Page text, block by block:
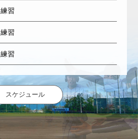
練習
練習
練習
スケジュール